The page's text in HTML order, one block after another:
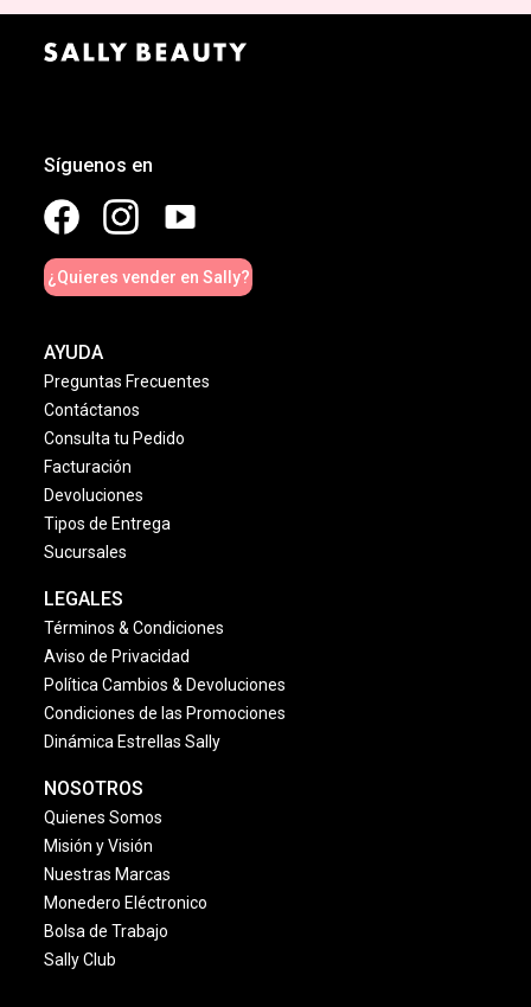
Síguenos en
¿Quieres vender en Sally?
AYUDA
Preguntas Frecuentes
Contáctanos
Consulta tu Pedido
Facturación
Devoluciones
Tipos de Entrega
Sucursales
LEGALES
Términos & Condiciones
Aviso de Privacidad
Política Cambios & Devoluciones
Condiciones de las Promociones
Dinámica Estrellas Sally
NOSOTROS
Quienes Somos
Misión y Visión
Nuestras Marcas
Monedero Eléctronico
Bolsa de Trabajo
Sally Club